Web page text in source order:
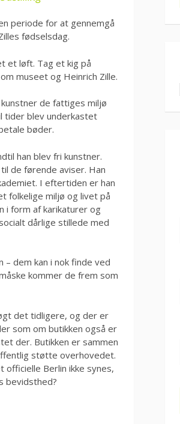
periode for at gennemgå
fødselsdag.
et løft. Tag et kig på
museet og Heinrich Zille.
de fattiges miljø
tider blev underkastet
bøder.
han blev fri kunstner.
de førende aviser. Han
I eftertiden er han
folkelige miljø og livet på
i form af karikaturer og
dårlige stillede med
dem kan i nok finde ved
kommer de frem som
det tidligere, og der er
som om butikken også er
der. Butikken er sammen
støtte overhovedet.
Berlin ikke synes,
bevidsthed?